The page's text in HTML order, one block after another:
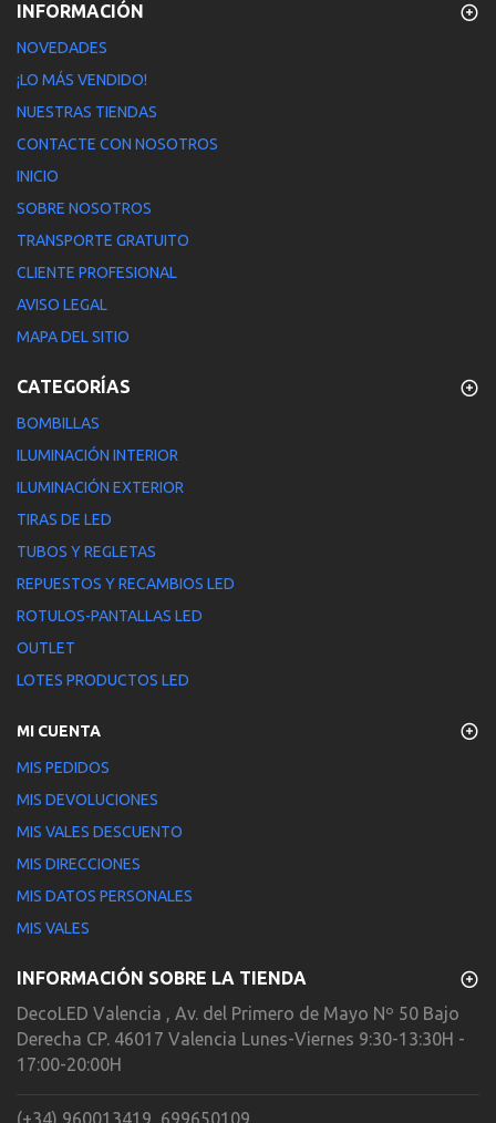
INFORMACIÓN
NOVEDADES
¡LO MÁS VENDIDO!
NUESTRAS TIENDAS
CONTACTE CON NOSOTROS
INICIO
SOBRE NOSOTROS
TRANSPORTE GRATUITO
CLIENTE PROFESIONAL
AVISO LEGAL
MAPA DEL SITIO
CATEGORÍAS
BOMBILLAS
ILUMINACIÓN INTERIOR
ILUMINACIÓN EXTERIOR
TIRAS DE LED
TUBOS Y REGLETAS
REPUESTOS Y RECAMBIOS LED
ROTULOS-PANTALLAS LED
OUTLET
LOTES PRODUCTOS LED
MI CUENTA
MIS PEDIDOS
MIS DEVOLUCIONES
MIS VALES DESCUENTO
MIS DIRECCIONES
MIS DATOS PERSONALES
MIS VALES
INFORMACIÓN SOBRE LA TIENDA
DecoLED Valencia , Av. del Primero de Mayo Nº 50 Bajo
Derecha CP. 46017 Valencia Lunes-Viernes 9:30-13:30H -
17:00-20:00H
(+34) 960013419, 699650109